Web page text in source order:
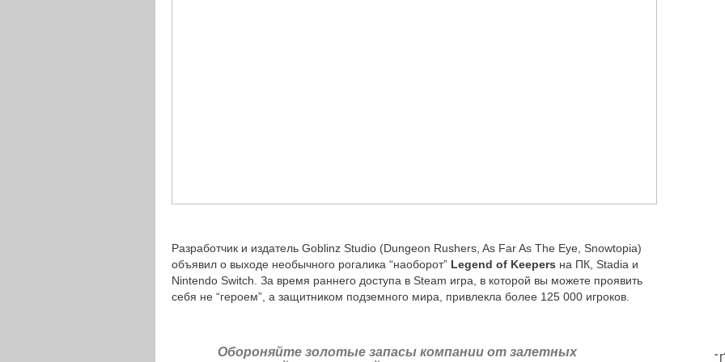
Разработчик и издатель Goblinz Studio (Dungeon Rushers, As Far As The Eye, Snowtopia)
объявил о выходе необычного рогалика “наоборот” Legend of Keepers на ПК, Stadia и
Nintendo Switch. За время раннего доступа в Steam игра, в которой вы можете проявить
себя не “героем”, а защитником подземного мира, привлекла более 125 000 игроков.
Обороняйте золотые запасы компании от залетных